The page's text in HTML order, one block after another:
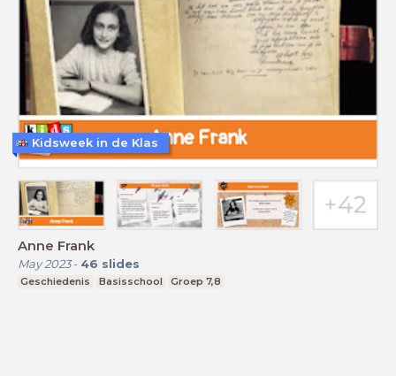
Anne Frank
May 2023- 46 slides
Geschiedenis Basisschool Groep 7,8
Kidsweek in de Klas